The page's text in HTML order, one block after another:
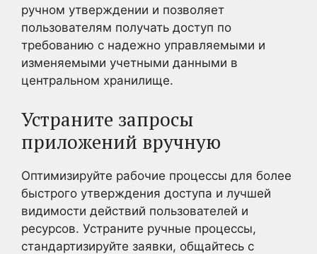
ручном утверждении и позволяет
пользователям получать доступ по
требованию с надежно управляемыми и
изменяемыми учетными данными в
центральном хранилище.
Устраните запросы
приложений вручную
Оптимизируйте рабочие процессы для более
быстрого утверждения доступа и лучшей
видимости действий пользователей и
ресурсов. Устраните ручные процессы,
стандартизируйте заявки, общайтесь с